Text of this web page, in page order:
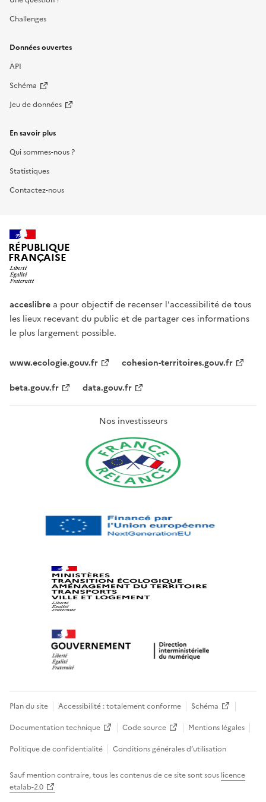
Challenges
Données ouvertes
API
Schéma
Jeu de données
En savoir plus
Qui sommes-nous ?
Statistiques
Contactez-nous
RÉPUBLIQUE
FRANÇAISE
acceslibre a pour objectif de recenser l'accessibilité de tous
les lieux recevant du public et de partager ces informations
le plus largement possible.
www.ecologie.gouv.fr
cohesion-territoires.gouv.fr
beta.gouv.fr
data.gouv.fr
Nos investisseurs
Plan du site Accessibilité : totalement conforme
Schéma
Documentation technique
Code source
Mentions légales
Politique de confidentialité
Conditions générales d’utilisation
Sauf mention contraire, tous les contenus de ce site sont sous licence
etalab-2.0